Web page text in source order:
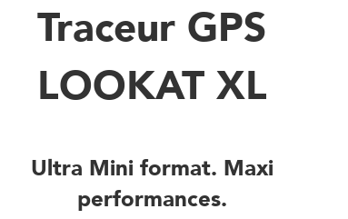
Traceur GPS
LOOKAT XL
Ultra Mini format. Maxi
performances.